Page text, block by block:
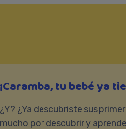
¡Caramba, tu bebé ya
¿Y? ¿Ya descubriste sus
mucho por descubrir y